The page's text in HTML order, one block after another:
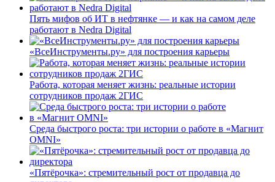
Пять мифов об ИТ в нефтянке — и как на самом деле
работают в Nedra Digital
«ВсеИнструменты.ру» для построения карьеры
Работа, которая меняет жизнь: реальные истории
сотрудников продаж 2ГИС
Среда быстрого роста: три истории о работе в «Магнит
OMNI»
«Пятёрочка»: стремительный рост от продавца до